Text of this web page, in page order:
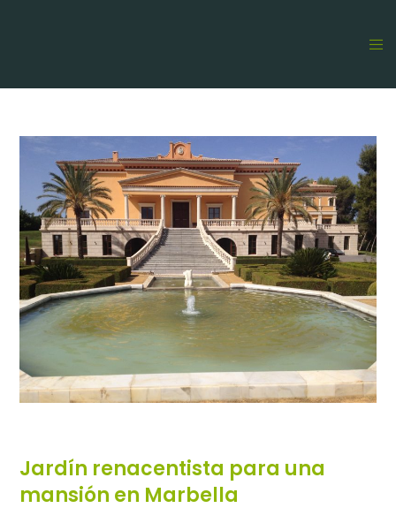
Jardín renacentista para una
mansión en Marbella